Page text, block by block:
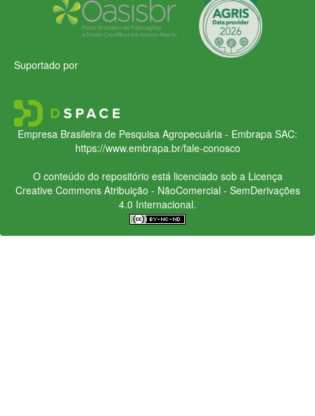
Suportado por
Empresa Brasileira de Pesquisa Agropecuária - Embrapa SAC:
https://www.embrapa.br/fale-conosco
O conteúdo do repositório está licenciado sob a Licença
Creative CommonsAtribuição - NãoComercial - SemDerivações
4.0 Internacional.